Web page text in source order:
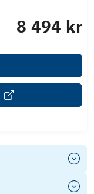
8 494 kr